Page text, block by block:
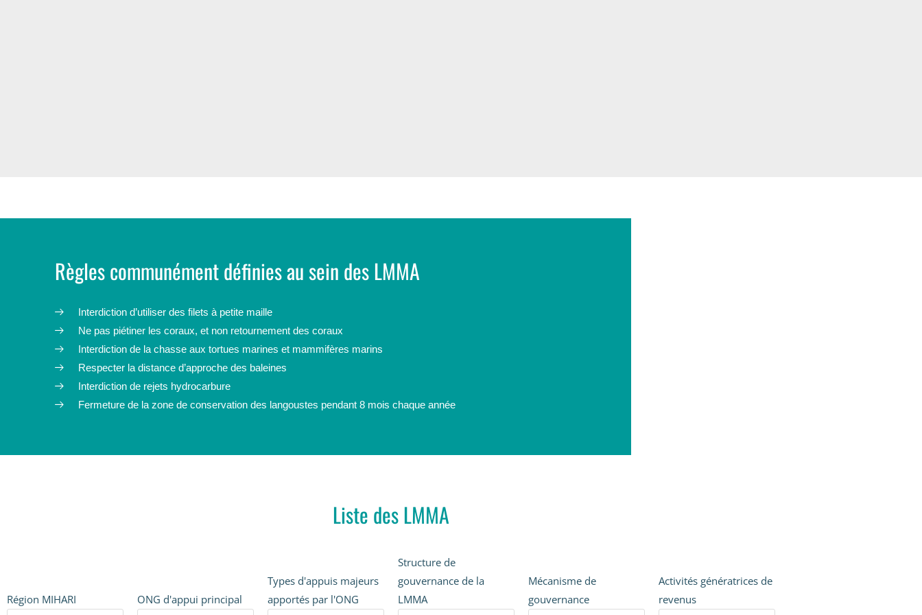
Règles communément définies au sein des LMMA
Interdiction d’utiliser des filets à petite maille
Ne pas piétiner les coraux, et non retournement des coraux
Interdiction de la chasse aux tortues marines et mammifères marins
Respecter la distance d’approche des baleines
Interdiction de rejets hydrocarbure
Fermeture de la zone de conservation des langoustes pendant 8 mois chaque année
Liste des LMMA
Région MIHARI ONG d'appui principal
Types d'appuis majeurs
apportés par l'ONG
Structure de
gouvernance de la
LMMA
Mécanisme de
gouvernance
Activités génératrices de
revenus